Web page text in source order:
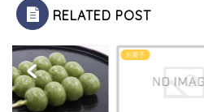
RELATED POST
お菓子